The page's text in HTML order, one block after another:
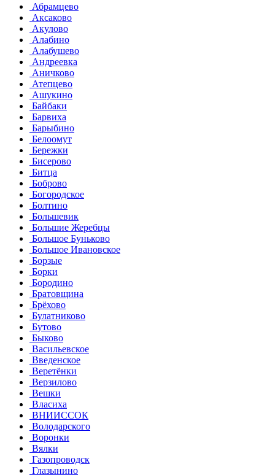
Абрамцево
Аксаково
Акулово
Алабино
Алабушево
Андреевка
Аничково
Атепцево
Ашукино
Байбаки
Барвиха
Барыбино
Белоомут
Бережки
Бисерово
Битца
Боброво
Богородское
Болтино
Большевик
Большие Жеребцы
Большое Буньково
Большое Ивановское
Борзые
Борки
Бородино
Братовщина
Брёхово
Булатниково
Бутово
Быково
Васильевское
Введенское
Веретёнки
Верзилово
Вешки
Власиха
ВНИИССОК
Володарского
Воронки
Вялки
Газопроводск
Глазынино